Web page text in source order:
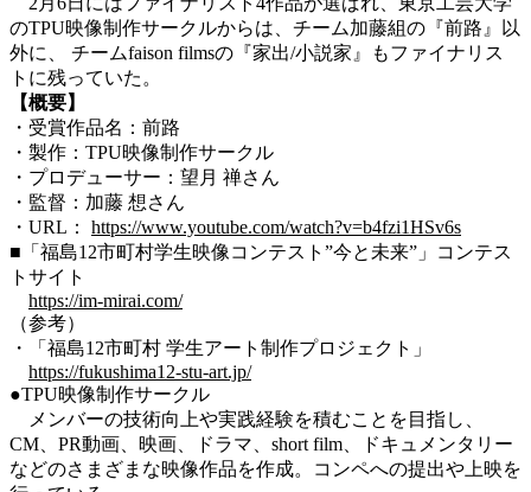
のTPU映像制作サークルからは、チーム加藤組の『前路』以
外に、 チームfaison filmsの『家出/小説家』もファイナリス
トに残っていた。
【概要】
・受賞作品名：前路
・製作：TPU映像制作サークル
・プロデューサー：望月 禅さん
・監督：加藤 想さん
・URL： https://www.youtube.com/watch?v=b4fzi1HSv6s
■ 「福島12市町村学生映像コンテスト”今と未来”」コンテス
トサイト
https://im-mirai.com/
（参考）
・「福島12市町村 学生アート制作プロジェクト」
https://fukushima12-stu-art.jp/
●TPU映像制作サークル
メンバーの技術向上や実践経験を積むことを目指し、
CM、PR動画、映画、ドラマ、short film、ドキュメンタリー
などのさまざまな映像作品を作成。コンペへの提出や上映を